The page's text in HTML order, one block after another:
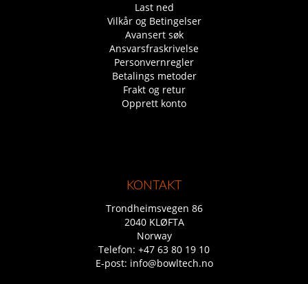
Last ned
Vilkår og Betingelser
Avansert søk
Ansvarsfraskrivelse
Personvernregler
Betalings metoder
Frakt og retur
Opprett konto
KONTAKT
Trondheimsvegen 86
2040 KLØFTA
Norway
Telefon: +47 63 80 19 10
E-post: info@bowltech.no